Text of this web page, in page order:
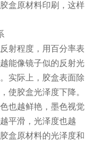
盒原材料印刷，这样
射程度，用百分率表
能像镜子似的反射光
实际上，胶盒表面除
使胶盒光泽度下降。
也越鲜艳，墨色视觉
平滑，光泽度也越
盒原材料的光泽度和